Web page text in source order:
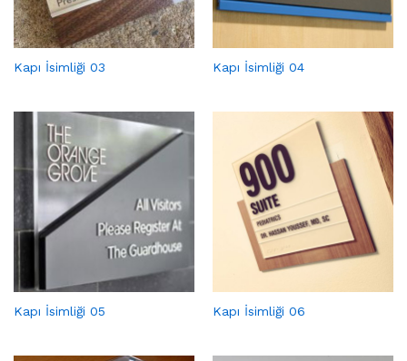
Kapı İsimliği 03 Kapı İsimliği 04
Kapı İsimliği 05 Kapı İsimliği 06